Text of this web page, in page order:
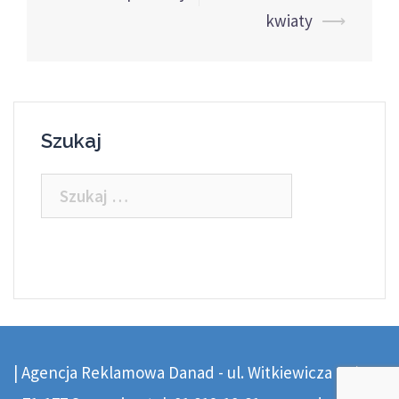
kwiaty ⟶
Szukaj
Szukaj:
| Agencja Reklamowa Danad - ul. Witkiewicza 21/U1